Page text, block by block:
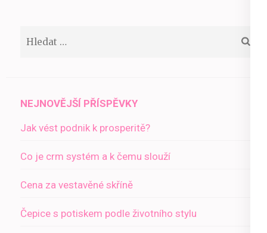
NEJNOVĚJŠÍ PŘÍSPĚVKY
Jak vést podnik k prosperitě?
Co je crm systém a k čemu slouží
Cena za vestavěné skříně
Čepice s potiskem podle životního stylu